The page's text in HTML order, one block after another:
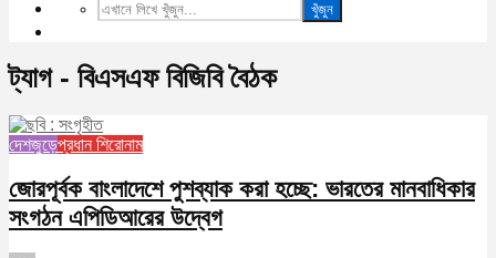
খুঁজুন
ট্যাগ - বিএসএফ বিজিবি বৈঠক
দেশজুড়েপ্রধান শিরোনাম
জোরপূর্বক বাংলাদেশে পুশব্যাক করা হচ্ছে: ভারতের মানবাধিকার
সংগঠন এপিডিআরের উদ্বেগ